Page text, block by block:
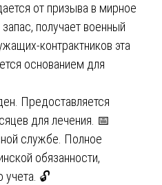
от призыва в мирное
получает военный
контрактников эта
основанием для
Предоставляется
для лечения. 📅
службе. Полное
обязанности,
учета. 🔓